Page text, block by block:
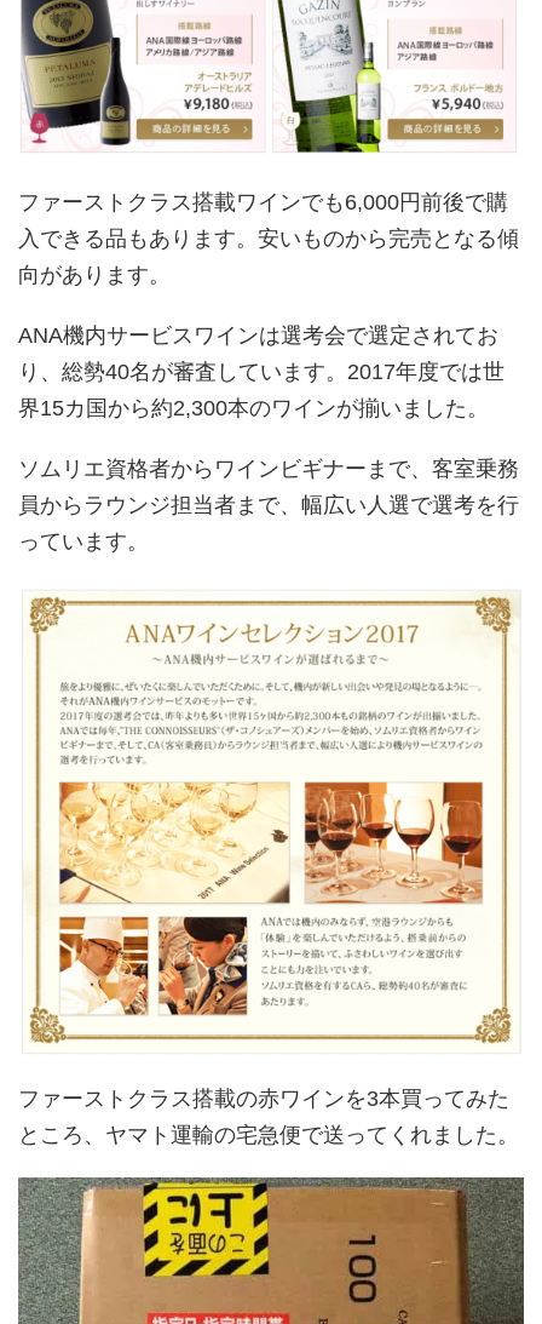
ファーストクラス搭載ワインでも6,000円前後で購
入できる品もあります。安いものから完売となる傾
向があります。
ANA機内サービスワインは選考会で選定されてお
り、総勢40名が審査しています。2017年度では世
界15カ国から約2,300本のワインが揃いました。
ソムリエ資格者からワインビギナーまで、客室乗務
員からラウンジ担当者まで、幅広い人選で選考を行
っています。
ファーストクラス搭載の赤ワインを3本買ってみた
ところ、ヤマト運輸の宅急便で送ってくれました。